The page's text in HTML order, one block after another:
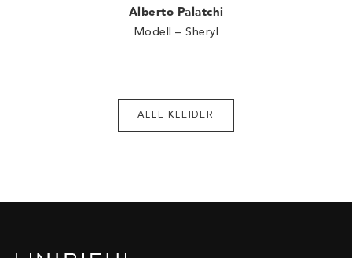
Alberto Palatchi
Modell – Sheryl
ALLE KLEIDER